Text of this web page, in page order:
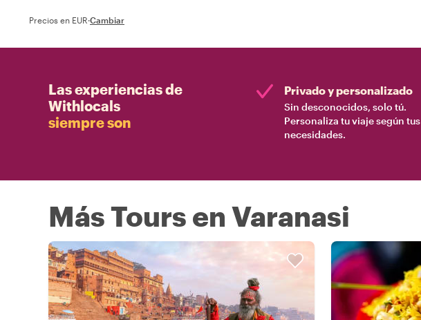
Precios en EUR·Cambiar
Las experiencias de
Withlocals
siempre son
Privado y personalizado
Sin desconocidos, solo tú.
Personaliza tu viaje según tus
necesidades.
Más Tours en Varanasi